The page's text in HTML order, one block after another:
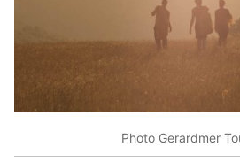
Photo Gerardmer